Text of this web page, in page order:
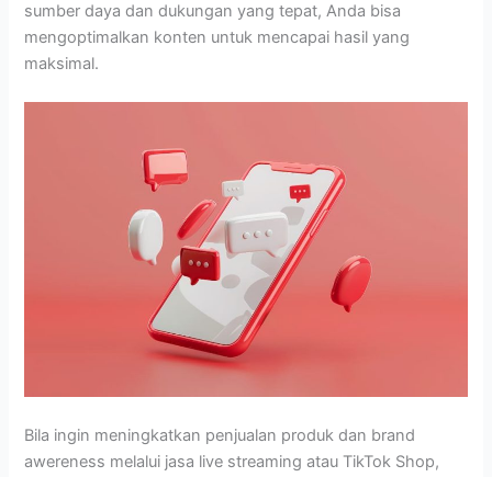
sumber daya dan dukungan yang tepat, Anda bisa
mengoptimalkan konten untuk mencapai hasil yang
maksimal.
Bila ingin meningkatkan penjualan produk dan brand
awereness melalui jasa live streaming atau TikTok Shop,